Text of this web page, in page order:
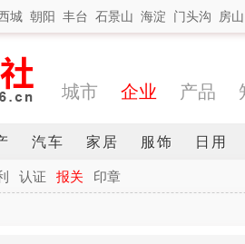
城 朝阳 丰台 石景山 海淀 门头沟 房山
城市 企业 产品
汽车 家居 服饰 日用
认证 报关
印章